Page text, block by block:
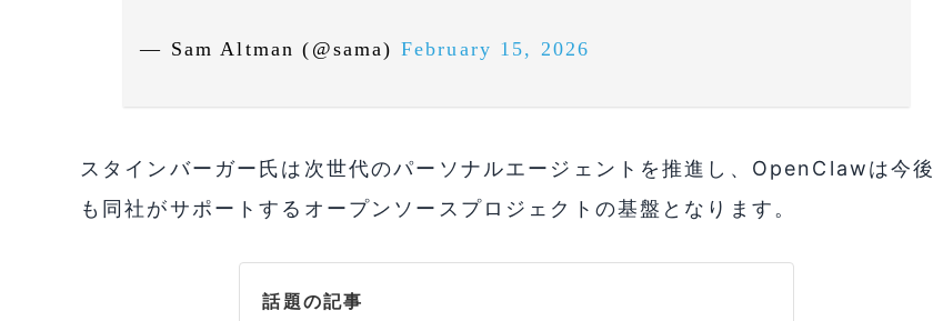
— Sam Altman (@sama) February 15, 2026
スタインバーガー氏は次世代のパーソナルエージェントを推進し、OpenClawは今後
も同社がサポートするオープンソースプロジェクトの基盤となります。
話題の記事